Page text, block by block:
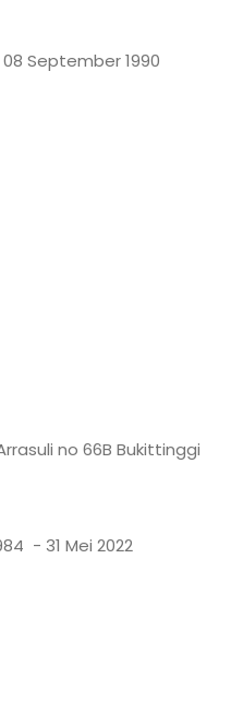
September 1990
no 66B Bukittinggi
- 31 Mei 2022